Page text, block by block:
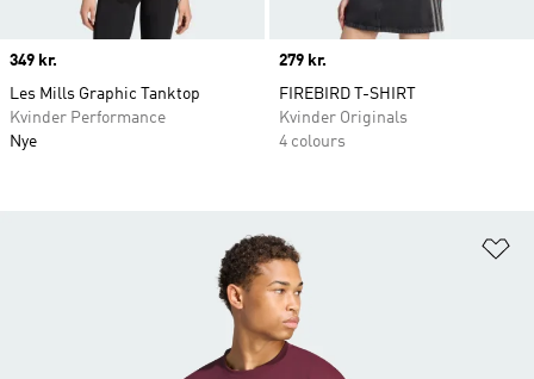
Price
349 kr.
Les Mills Graphic Tanktop
Kvinder Performance
Nye
Price
279 kr.
FIREBIRD T-SHIRT
Kvinder Originals
4 colours